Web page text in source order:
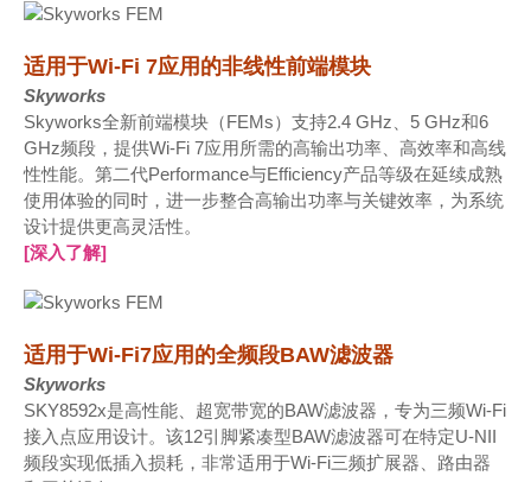
适用于Wi-Fi 7应用的非线性前端模块
Skyworks
Skyworks全新前端模块（FEMs）支持2.4 GHz、5 GHz和6
GHz频段，提供Wi-Fi 7应用所需的高输出功率、高效率和高线
性性能。第二代Performance与Efficiency产品等级在延续成熟
使用体验的同时，进一步整合高输出功率与关键效率，为系统
设计提供更高灵活性。
[深入了解]
适用于Wi-Fi7应用的全频段BAW滤波器
Skyworks
SKY8592x是高性能、超宽带宽的BAW滤波器，专为三频Wi-Fi
接入点应用设计。该12引脚紧凑型BAW滤波器可在特定U-NII
频段实现低插入损耗，非常适用于Wi-Fi三频扩展器、路由器